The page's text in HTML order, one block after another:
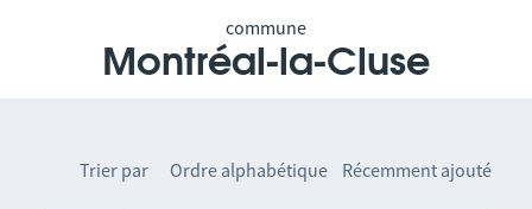
commune
Montréal-la-Cluse
Trier par Ordre alphabétique Récemment ajouté